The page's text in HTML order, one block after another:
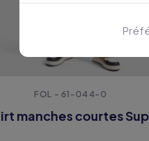
FOL - 61-044-0